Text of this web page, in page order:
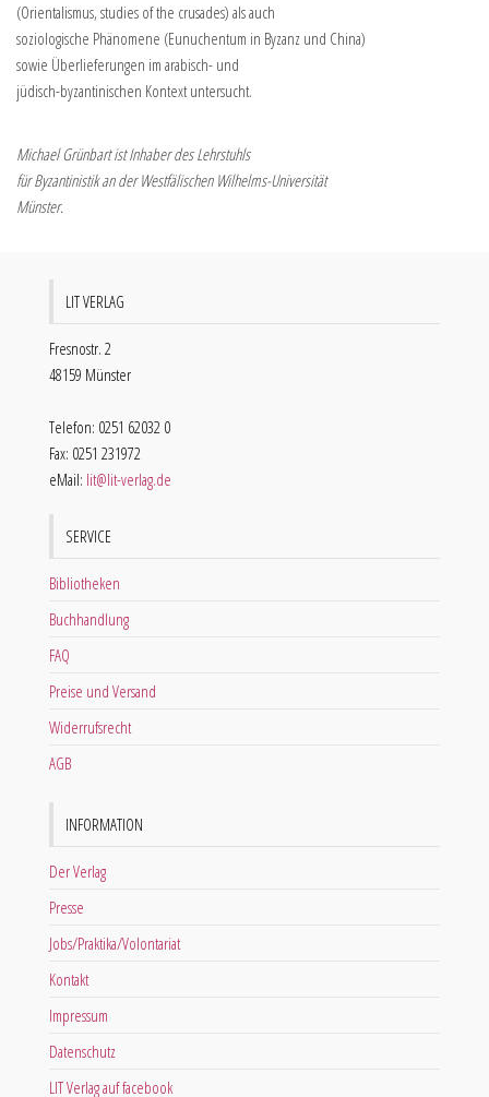
(Orientalismus, studies of the crusades) als auch
soziologische Phänomene (Eunuchentum in Byzanz und China)
sowie Überlieferungen im arabisch- und
jüdisch-byzantinischen Kontext untersucht.
Michael Grünbart ist Inhaber des Lehrstuhls
für Byzantinistik an der Westfälischen Wilhelms-Universität
Münster.
LIT VERLAG
Fresnostr. 2
48159 Münster
Telefon: 0251 62032 0
Fax: 0251 231972
eMail: lit@lit-verlag.de
SERVICE
Bibliotheken
Buchhandlung
FAQ
Preise und Versand
Widerrufsrecht
AGB
INFORMATION
Der Verlag
Presse
Jobs/Praktika/Volontariat
Kontakt
Impressum
Datenschutz
LIT Verlag auf facebook